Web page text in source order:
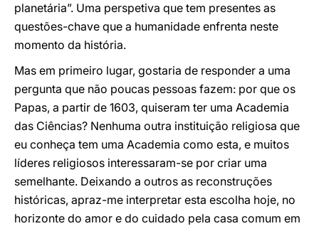
planetária”. Uma perspetiva que tem presentes as
questões-chave que a humanidade enfrenta neste
momento da história.
Mas em primeiro lugar, gostaria de responder a uma
pergunta que não poucas pessoas fazem: por que os
Papas, a partir de 1603, quiseram ter uma Academia
das Ciências? Nenhuma outra instituição religiosa que
eu conheça tem uma Academia como esta, e muitos
líderes religiosos interessaram-se por criar uma
semelhante. Deixando a outros as reconstruções
históricas, apraz-me interpretar esta escolha hoje, no
horizonte do amor e do cuidado pela casa comum em